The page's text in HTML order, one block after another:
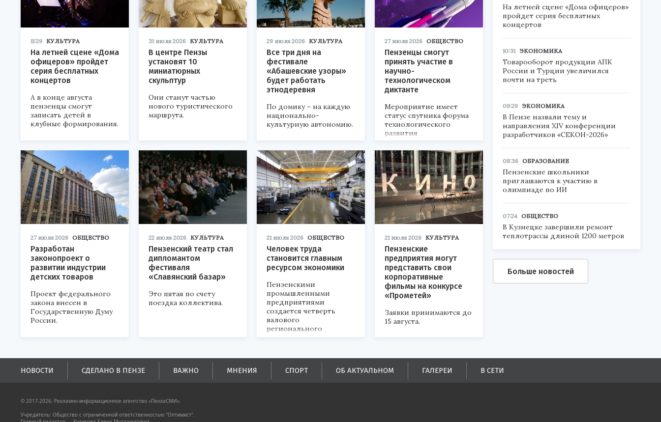
11:29 КУЛЬТУРА
На летней сцене «Дома
офицеров» пройдет
серия бесплатных
концертов
А в конце августа
пензенцы смогут
записать детей в
клубные формирования.
31 июля 2026 КУЛЬТУРА
В центре Пензы
установят 10
миниатюрных
скульптур
Они станут частью
нового туристического
маршрута.
29 июля 2026 КУЛЬТУРА
Все три дня на
фестивале
«Абашевские узоры»
будет работать
этнодеревня
По домику – на каждую
национально-
культурную автономию.
27 июля 2026 ОБЩЕСТВО
Пензенцы смогут
принять участие в
научно-
технологическом
диктанте
Мероприятие имеет
статус спутника форума
технологического
развития
«Технопром-2026».
27 июля 2026 ОБЩЕСТВО
Разработан
законопроект о
развитии индустрии
детских товаров
Проект федерального
закона внесен в
Государственную Думу
России.
22 июля 2026 КУЛЬТУРА
Пензенский театр стал
дипломантом
фестиваля
«Славянский базар»
Это пятая по счету
поездка коллектива.
21 июля 2026 ОБЩЕСТВО
Человек труда
становится главным
ресурсом экономики
Пензенскими
промышленными
предприятиями
создается четверть
валового
регионального
продукта и
поступлений в
бюджеты всех уровней.
21 июля 2026 КУЛЬТУРА
Пензенские
предприятия могут
представить свои
корпоративные
фильмы на конкурсе
«Прометей»
Заявки принимаются до
15 августа.
На летней сцене «Дома офицеров»
пройдет серия бесплатных
концертов
10:31 ЭКОНОМИКА
Товарооборот продукции АПК
России и Турции увеличился
почти на треть
09:29 ЭКОНОМИКА
В Пензе назвали тему и
направления XIV конференции
разработчиков «СЕКОН-2026»
08:36 ОБРАЗОВАНИЕ
Пензенские школьники
приглашаются к участию в
олимпиаде по ИИ
07:24 ОБЩЕСТВО
В Кузнецке завершили ремонт
теплотрассы длиной 1200 метров
Больше новостей
НОВОСТИ СДЕЛАНО В ПЕНЗЕ ВАЖНО МНЕНИЯ СПОРТ ОБ АКТУАЛЬНОМ ГАЛЕРЕИ В СЕТИ
© 2017-2026, Рекламно-информационное агентство «ПензаСМИ».
Учредитель: Общество с ограниченной ответственностью "Оптимист".